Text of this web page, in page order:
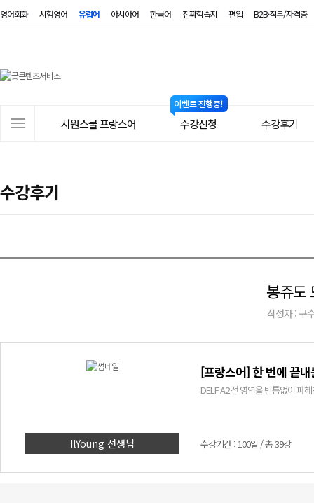
영어회화 시험영어 유럽어 아시아어 한국어 진짜학습지 편입 B2B·직무/자격증
뉴
시원스쿨 프랑스어 수강신청 수강후기
수강후기
봉쥬도
작성자 : 구
IlYoung 선생님
[프랑스어] 한 번에 끝
DELF A2 전 영역을 빈틈없이 파
수강기간 : 100일 / 총 39강